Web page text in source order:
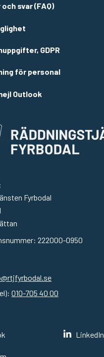
svar (FAQ)
GDPR
för personal
Outlook
Fyrbodal
222000-0950
010-705 40 00
LinkedIn